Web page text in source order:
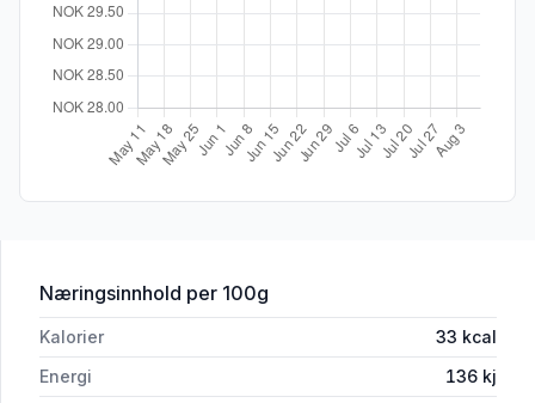
Næringsinnhold for 'Klassisk Wokblanding 500 g'
per 100g
Kalorier 33 kcal
Energi
136 kj